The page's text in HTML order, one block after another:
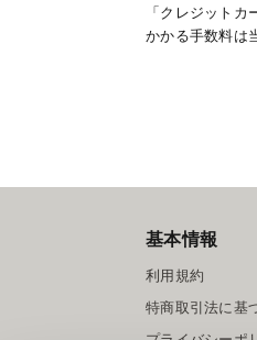
「クレジット
かかる手数料は
基本情報
利用規約
特商取引法に基